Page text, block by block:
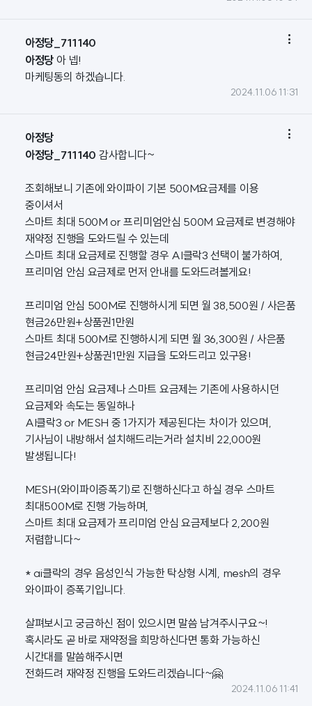
아정당_711140 
아정당 아 넵!
마케팅동의 하겠습니다.
2024.11.06 11:31
아정당 
아정당_711140 감사합니다~
조회해보니 기존에 와이파이 기본 500M요금제를 이용
중이셔서
스마트 최대 500M or 프리미엄안심 500M 요금제로 변경해야
재약정 진행을 도와드릴 수 있는데
스마트 최대 요금제로 진행할 경우 AI클락3 선택이 불가하여,
프리미엄 안심 요금제로 먼저 안내를 도와드려볼게요!
프리미엄 안심 500M로 진행하시게 되면 월 38,500원 / 사은품
현금26만원+상품권1만원
스마트 최대 500M로 진행하시게 되면 월 36,300원 / 사은품
현금24만원+상품권1만원 지급을 도와드리고 있구용!
프리미엄 안심 요금제나 스마트 요금제는 기존에 사용하시던
요금제와 속도는 동일하나
AI클락3 or MESH 중 1가지가 제공된다는 차이가 있으며,
기사님이 내방해서 설치해드리는거라 설치비 22,000원
발생됩니다!
MESH(와이파이증폭기)로 진행하신다고 하실 경우 스마트
최대500M로 진행 가능하며,
스마트 최대 요금제가 프리미엄 안심 요금제보다 2,200원
저렴합니다~
* ai클락의 경우 음성인식 가능한 탁상형 시계, mesh의 경우
와이파이 증폭기입니다.
살펴보시고 궁금하신 점이 있으시면 말씀 남겨주시구요~!
혹시라도 곧 바로 재약정을 희망하신다면 통화 가능하신
시간대를 말씀해주시면
전화드려 재약정 진행을 도와드리겠습니다~🤗
2024.11.06 11:41